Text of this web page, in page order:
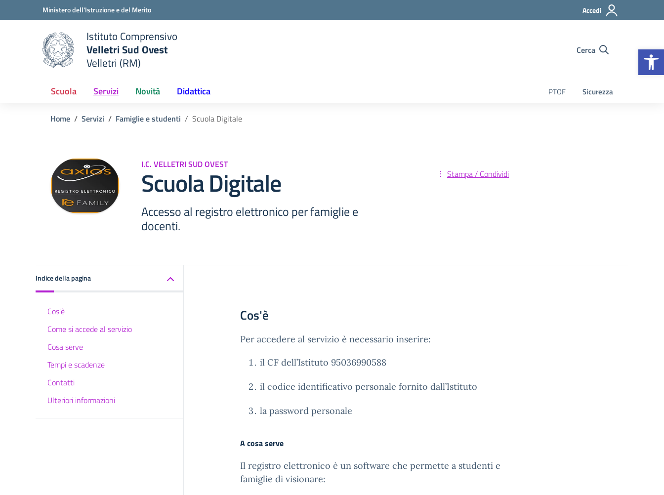
Vai ai contenuti
Vai al menu di navigazioneMinistero dell'Istruzione e del Merito Accedi
scuola
Istituto Comprensivo
Velletri Sud Ovest
Velletri (RM)
Cerca
Scuola Servizi Novità Didattica PTOF Sicurezza
Home Servizi Famiglie e studenti Scuola Digitale
I.C. VELLETRI SUD OVEST
Scuola Digitale
Accesso al registro elettronico per famiglie e
docenti.
Stampa / Condividi
Indice della pagina
Cos'è
Come si accede al servizio
Cosa serve
Tempi e scadenze
Contatti
Ulteriori informazioni
Cos'è
Per accedere al servizio è necessario inserire:
il CF dell’Istituto 95036990588
il codice identificativo personale fornito dall’Istituto
la password personale
A cosa serve
Il registro elettronico è un software che permette a studenti e
famiglie di visionare: